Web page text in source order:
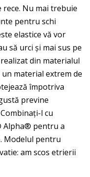
Nu mai trebuie
pentru schi
elastice vă vor
să urci și mai sus pe
din materialul
material extrem de
împotriva
previne
l cu
Alpha® pentru a
Modelul pentru
am scos etrierii